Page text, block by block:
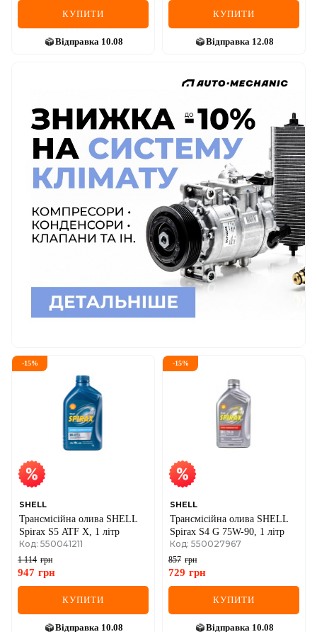
КУПИТИ
Відправка 10.08
КУПИТИ
Відправка 12.08
-15%
SHELL
Трансмісійна олива SHELL
Spirax S5 ATF X, 1 літр
Код: 550041211
1 114 грн
947 грн
КУПИТИ
Відправка 10.08
-15%
SHELL
Трансмісійна олива SHELL
Spirax S4 G 75W-90, 1 літр
Код: 550027967
857 грн
729 грн
КУПИТИ
Відправка 10.08